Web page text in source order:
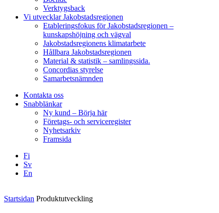
Verktygsback
Vi utvecklar Jakobstadsregionen
Etableringsfokus för Jakobstadsregionen –
kunskapshöjning och vägval
Jakobstadsregionens klimatarbete
Hållbara Jakobstadsregionen
Material & statistik – samlingssida.
Concordias styrelse
Samarbetsnämnden
Kontakta oss
Snabblänkar
Ny kund – Börja här
Företags- och serviceregister
Nyhetsarkiv
Framsida
Fi
Sv
En
Startsidan Produktutveckling